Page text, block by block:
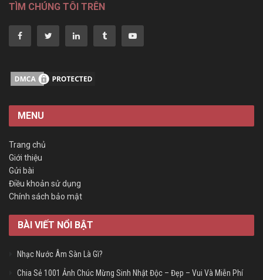
TÌM CHÚNG TÔI TRÊN
MENU
Trang chủ
Giới thiệu
Gửi bài
Điều khoản sử dụng
Chính sách bảo mật
BÀI VIẾT NỔI BẬT
Nhạc Nước Âm Sàn Là Gì?
Chia Sẻ 1001 Ảnh Chúc Mừng Sinh Nhật Độc – Đẹp – Vui Và Miễn Phí